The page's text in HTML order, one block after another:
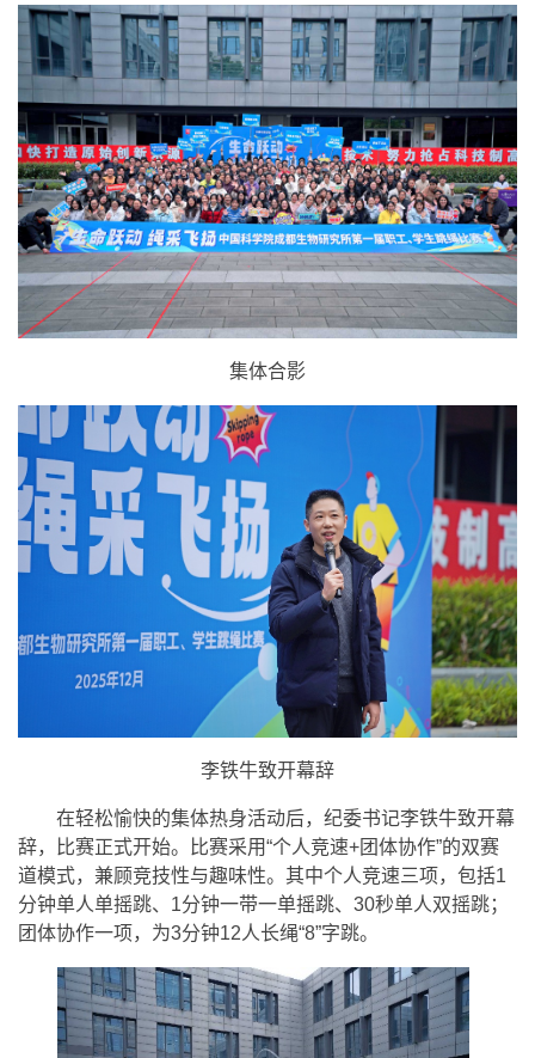
李铁牛致开幕辞
在轻松愉快的集体热身活动后，纪委书记李铁牛致开幕
辞，比赛正式开始。比赛采用“个人竞速+团体协作”的双赛
道模式，兼顾竞技性与趣味性。其中个人竞速三项，包括1
分钟单人单摇跳、1分钟一带一单摇跳、30秒单人双摇跳；
团体协作一项，为3分钟12人长绳“8”字跳。